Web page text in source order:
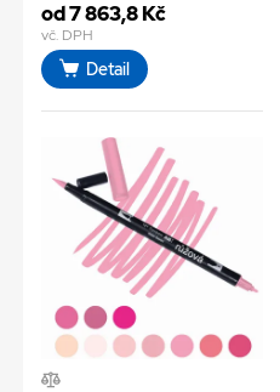
od 7 863,8 Kč
vč. DPH
Detail